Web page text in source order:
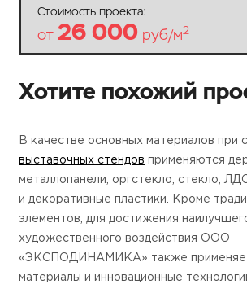
Стоимость проекта:
от 26 000 руб/м2
Хотите похожий
В качестве основных материалов при
выставочных стендов применяются
металлопанели, оргстекло, стекло,
и декоративные пластики. Кроме
элементов, для достижения
художественного воздействия ООО
«ЭКСПОДИНАМИКА» также
материалы и инновационные